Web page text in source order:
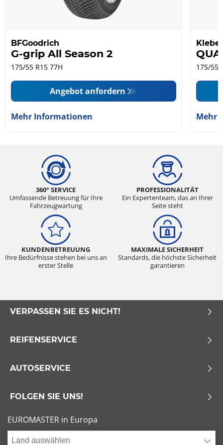
BFGoodrich
G-grip All Season 2
175/55 R15 77H
Angebot anfordern
Mehr Informationen
Kleber
175/55
Mehr
360° SERVICE
Umfassende Betreuung für Ihre
Fahrzeugwartung
PROFESSIONALITÄT
Ein Expertenteam, das an Ihrer
Seite steht
KUNDENBETREUUNG
Ihre Bedürfnisse stehen bei uns an
erster Stelle
MAXIMALE SICHERHEIT
Standards, die höchste Sicherheit
garantieren
VERPASSEN SIE ES NICHT!
REIFENSERVICE
AUTOSERVICE
FOLGEN SIE UNS!
EUROMASTER in Europa
Land auswählen